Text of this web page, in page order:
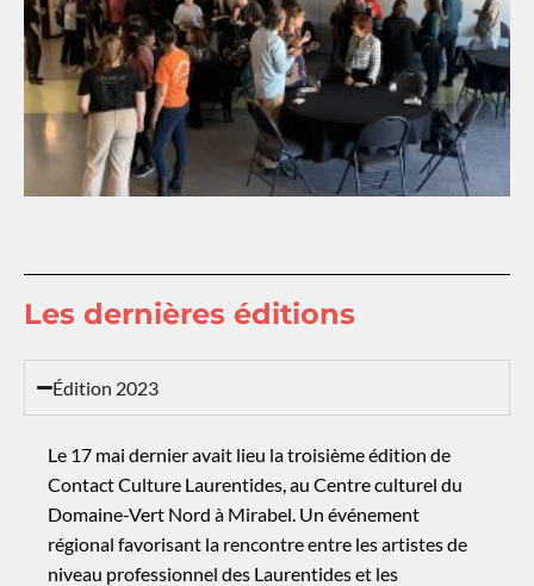
Les dernières éditions
Édition 2023
Le 17 mai dernier avait lieu la troisième édition de
Contact Culture Laurentides, au Centre culturel du
Domaine-Vert Nord à Mirabel. Un événement
régional favorisant la rencontre entre les artistes de
niveau professionnel des Laurentides et les